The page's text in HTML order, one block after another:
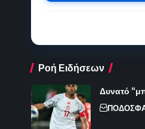
Ροή Ειδήσεων
Δυνατό